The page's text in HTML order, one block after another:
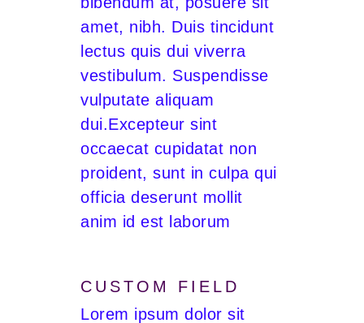
amet, nibh. Duis tincidunt
lectus quis dui viverra
vestibulum. Suspendisse
vulputate aliquam
dui.Excepteur sint
occaecat cupidatat non
proident, sunt in culpa qui
officia deserunt mollit
anim id est laborum
CUSTOM FIELD
Lorem ipsum dolor sit